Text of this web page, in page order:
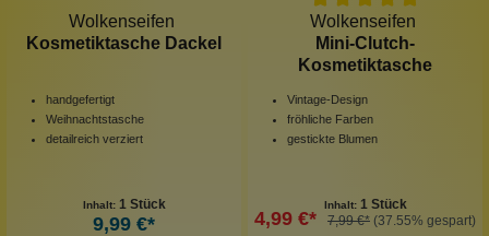
Wolkenseifen
Kosmetiktasche Dackel
handgefertigt
Weihnachtstasche
detailreich verziert
Inhalt: 1 Stück
9,99 €*
Wolkenseifen
Mini-Clutch-
Kosmetiktasche
Vintage-Design
fröhliche Farben
gestickte Blumen
Inhalt: 1 Stück
4,99 €* 7,99 €* (37.55% gespart)